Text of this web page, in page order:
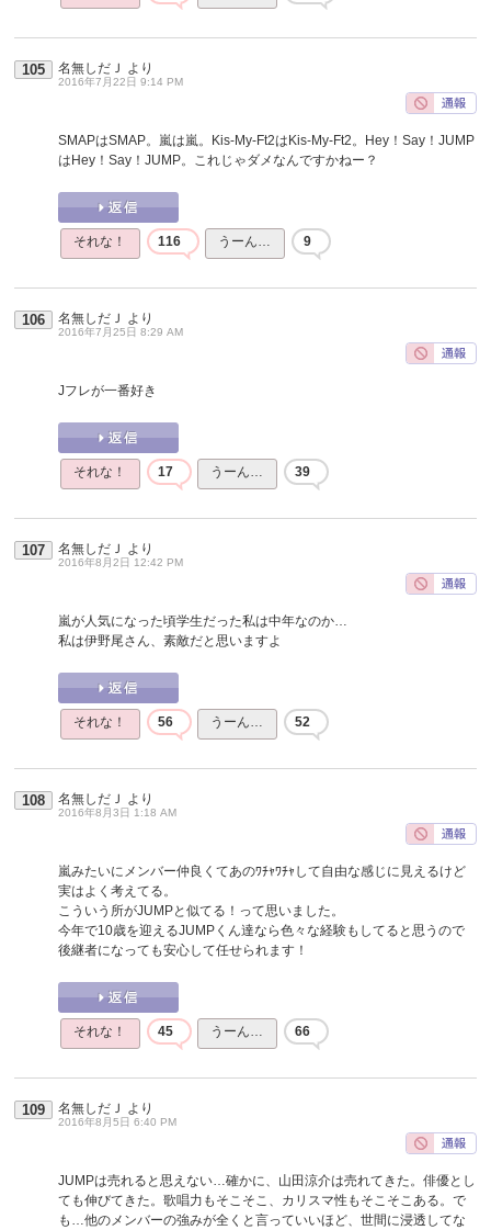
105 名無しだＪ より
2016年7月22日 9:14 PM
SMAPはSMAP。嵐は嵐。Kis-My-Ft2はKis-My-Ft2。Hey！Say！JUMP
はHey！Say！JUMP。これじゃダメなんですかねー？
それな！ 116 うーん… 9
106 名無しだＪ より
2016年7月25日 8:29 AM
Jフレが一番好き
それな！ 17 うーん… 39
107 名無しだＪ より
2016年8月2日 12:42 PM
嵐が人気になった頃学生だった私は中年なのか…
私は伊野尾さん、素敵だと思いますよ
それな！ 56 うーん… 52
108 名無しだＪ より
2016年8月3日 1:18 AM
嵐みたいにメンバー仲良くてあのﾜﾁｬﾜﾁｬして自由な感じに見えるけど
実はよく考えてる。
こういう所がJUMPと似てる！って思いました。
今年で10歳を迎えるJUMPくん達なら色々な経験もしてると思うので
後継者になっても安心して任せられます！
それな！ 45 うーん… 66
109 名無しだＪ より
2016年8月5日 6:40 PM
JUMPは売れると思えない…確かに、山田涼介は売れてきた。俳優とし
ても伸びてきた。歌唱力もそこそこ、カリスマ性もそこそこある。で
も…他のメンバーの強みが全くと言っていいほど、世間に浸透してな